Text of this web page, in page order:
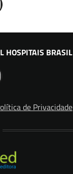
HOSPITAIS BRASIL
de Privacidade